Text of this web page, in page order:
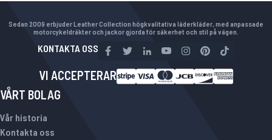
Sedan 2009 erbjuder Leather Collection högkvalitativa läderkläder, med anpassade
motorcykeldräkter och jackor gjorda för säkerhet och stil på vägen.
KONTAKTA OSS
VI ACCEPTERAR
VÅRT BOLAG
Vår historia
Kontakta oss